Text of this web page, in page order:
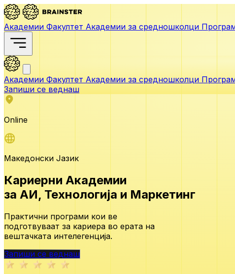
Академии Факултет Академии за средношколци
Академии Факултет Академии за средношколци
Запиши се веднаш
Online
Македонски Јазик
Кариерни Академии
за АИ, Технологија и Маркетинг
Практични програми кои ве
подготвуваат за кариера во ерата на
вештачката интелегенција.
Запиши се веднаш